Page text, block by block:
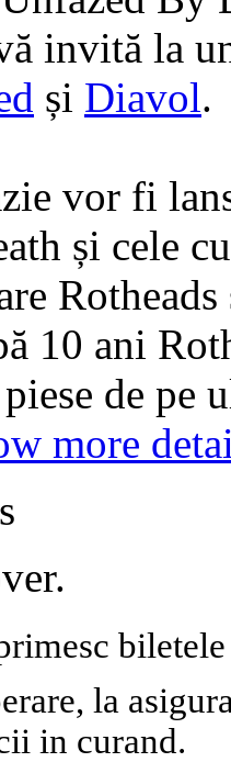
invită la
și Diavol.
vor fi
și cele
10 ani
de pe
more
la
in curand.